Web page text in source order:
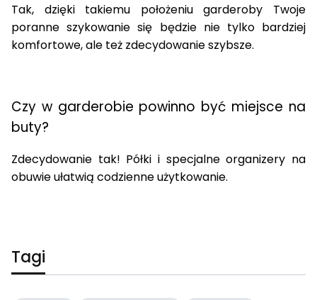
Tak, dzięki takiemu położeniu garderoby Twoje
poranne szykowanie się będzie nie tylko bardziej
komfortowe, ale też zdecydowanie szybsze.
Czy w garderobie powinno być miejsce na
buty?
Zdecydowanie tak! Półki i specjalne organizery na
obuwie ułatwią codzienne użytkowanie.
Tagi